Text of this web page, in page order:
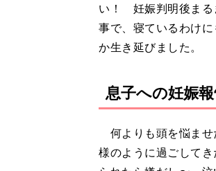
い！ 妊娠判明後まる
事で、寝ているわけ
か生き延びました。
息子への妊娠
何よりも頭を悩ませ
様のように過ごして